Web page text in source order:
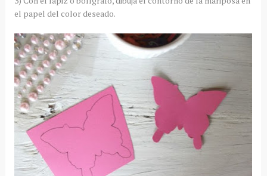
el papel del color deseado.